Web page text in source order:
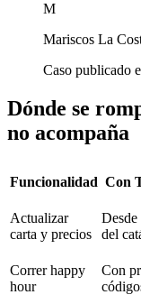
M
Mariscos La
Caso publicado
Dónde se
no acompaña
Funcionalidad Con
Actualizar
carta y precios
Desde
del
Correr happy
hour
Con